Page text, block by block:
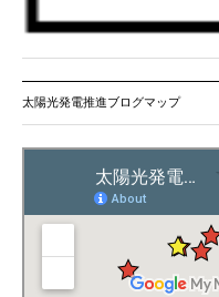
太陽光発電推進ブログマップ